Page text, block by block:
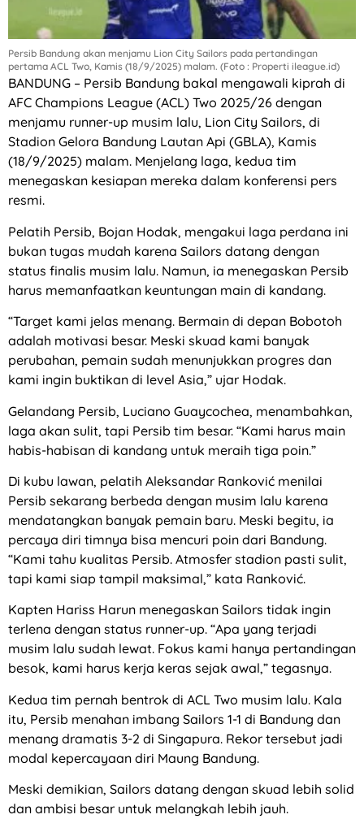
Persib Bandung akan menjamu Lion City Sailors pada pertandingan
pertama ACL Two, Kamis (18/9/2025) malam. (Foto : Properti ileague.id)
BANDUNG – Persib Bandung bakal mengawali kiprah di
AFC Champions League (ACL) Two 2025/26 dengan
menjamu runner-up musim lalu, Lion City Sailors, di
Stadion Gelora Bandung Lautan Api (GBLA), Kamis
(18/9/2025) malam. Menjelang laga, kedua tim
menegaskan kesiapan mereka dalam konferensi pers
resmi.
Pelatih Persib, Bojan Hodak, mengakui laga perdana ini
bukan tugas mudah karena Sailors datang dengan
status finalis musim lalu. Namun, ia menegaskan Persib
harus memanfaatkan keuntungan main di kandang.
“Target kami jelas menang. Bermain di depan Bobotoh
adalah motivasi besar. Meski skuad kami banyak
perubahan, pemain sudah menunjukkan progres dan
kami ingin buktikan di level Asia,” ujar Hodak.
Gelandang Persib, Luciano Guaycochea, menambahkan,
laga akan sulit, tapi Persib tim besar. “Kami harus main
habis-habisan di kandang untuk meraih tiga poin.”
Di kubu lawan, pelatih Aleksandar Ranković menilai
Persib sekarang berbeda dengan musim lalu karena
mendatangkan banyak pemain baru. Meski begitu, ia
percaya diri timnya bisa mencuri poin dari Bandung.
“Kami tahu kualitas Persib. Atmosfer stadion pasti sulit,
tapi kami siap tampil maksimal,” kata Ranković.
Kapten Hariss Harun menegaskan Sailors tidak ingin
terlena dengan status runner-up. “Apa yang terjadi
musim lalu sudah lewat. Fokus kami hanya pertandingan
besok, kami harus kerja keras sejak awal,” tegasnya.
Kedua tim pernah bentrok di ACL Two musim lalu. Kala
itu, Persib menahan imbang Sailors 1-1 di Bandung dan
menang dramatis 3-2 di Singapura. Rekor tersebut jadi
modal kepercayaan diri Maung Bandung.
Meski demikian, Sailors datang dengan skuad lebih solid
dan ambisi besar untuk melangkah lebih jauh.